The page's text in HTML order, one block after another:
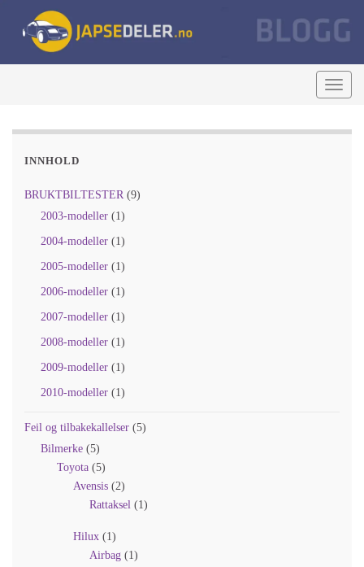
INNHOLD
BRUKTBILTESTER(9)
2003-modeller (1)
2004-modeller (1)
2005-modeller (1)
2006-modeller (1)
2007-modeller (1)
2008-modeller (1)
2009-modeller (1)
2010-modeller (1)
Feil og tilbakekallelser (5)
Bilmerke (5)
Toyota (5)
Avensis (2)
Rattaksel (1)
Hilux (1)
Airbag (1)